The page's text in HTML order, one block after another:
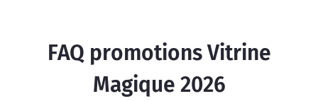
FAQ promotions Vitrine
Magique 2026